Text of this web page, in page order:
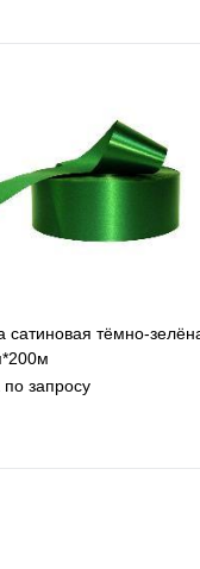
К сравнению
Под заказ
сатиновая тёмно-
запросу